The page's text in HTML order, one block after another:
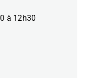
à 12h30